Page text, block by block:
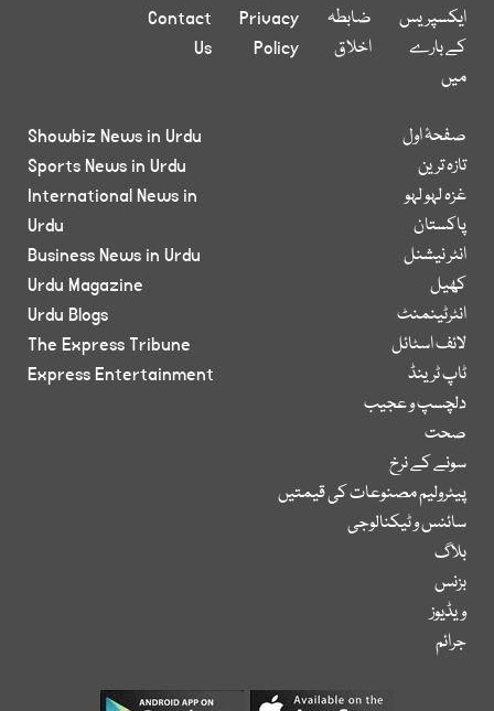
ایکسپریس
کے بارے
میں
ضابطہ
اخلاق
Privacy
Policy
Contact
Us
صفحۂ اول
تازہ ترین
غزہ لہو لہو
پاکستان
انٹر نیشنل
کھیل
انٹرٹینمنٹ
لائف اسٹائل
ٹاپ ٹرینڈ
دلچسپ و عجیب
صحت
سونے کے نرخ
پیٹرولیم مصنوعات کی قیمتیں
سائنس و ٹیکنالوجی
بلاگ
بزنس
ویڈیوز
جرائم
Showbiz News in Urdu
Sports News in Urdu
International News in
Urdu
Business News in Urdu
Urdu Magazine
Urdu Blogs
The Express Tribune
Express Entertainment